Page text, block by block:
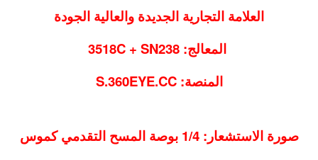
العلامة التجارية الجديدة والعالية الجودة
المعالج: 3518C + SN238
المنصة: S.360EYE.CC
صورة الاستشعار: 1/4 بوصة المسح التقدمي كموس